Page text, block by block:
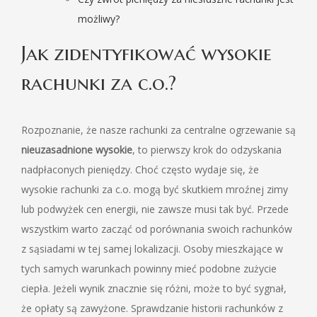
możliwy?
Jak zidentyfikować wysokie
rachunki za c.o.?
Rozpoznanie, że nasze rachunki za centralne ogrzewanie są
nieuzasadnione wysokie, to pierwszy krok do odzyskania
nadpłaconych pieniędzy. Choć często wydaje się, że
wysokie rachunki za c.o. mogą być skutkiem mroźnej zimy
lub podwyżek cen energii, nie zawsze musi tak być. Przede
wszystkim warto zacząć od porównania swoich rachunków
z sąsiadami w tej samej lokalizacji. Osoby mieszkające w
tych samych warunkach powinny mieć podobne zużycie
ciepła. Jeżeli wynik znacznie się różni, może to być sygnał,
że opłaty są zawyżone. Sprawdzanie historii rachunków z